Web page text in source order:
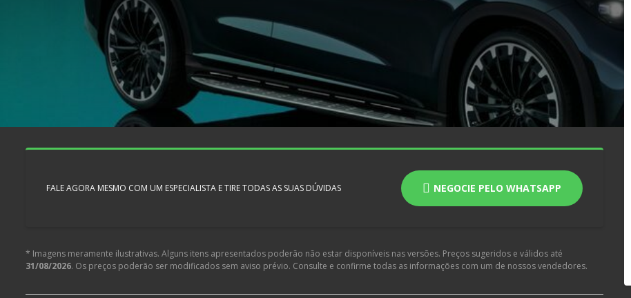
FALE AGORA MESMO COM UM ESPECIALISTA E TIRE TODAS AS SUAS DÚVIDAS NEGOCIE PELO WHATSAPP
* Imagens meramente ilustrativas. Alguns itens apresentados poderão não estar disponíveis nas versões. Preços sugeridos e válidos até
31/08/2026. Os preços poderão ser modificados sem aviso prévio. Consulte e confirme todas as informações com um de nossos vendedores.